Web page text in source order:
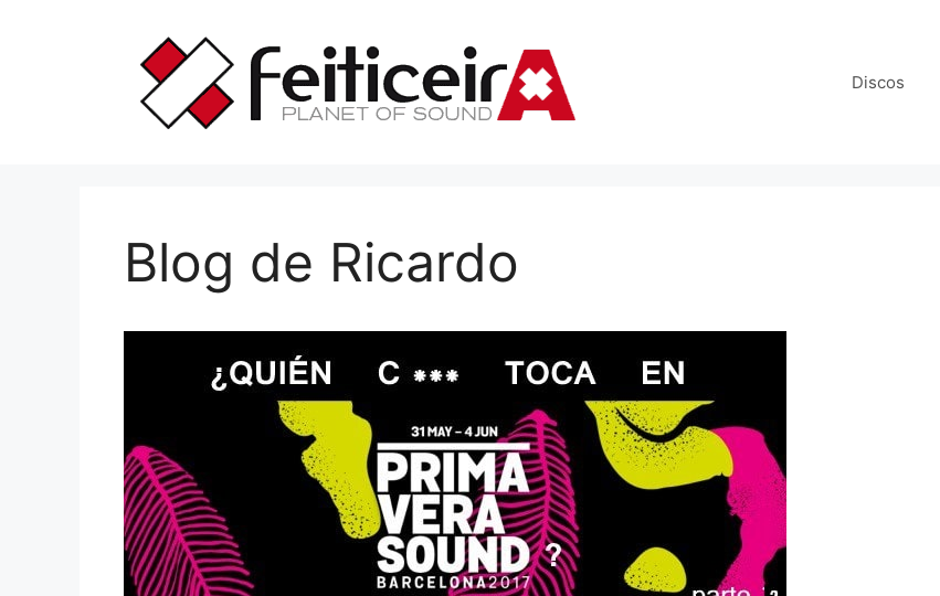
Discos
Blog de Ricardo